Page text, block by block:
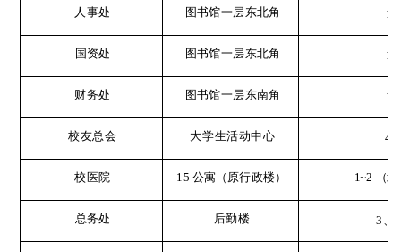
人事处 图书馆一层东北角 1
国资处 图书馆一层东北角 1
财务处 图书馆一层东南角 1
校友总会 大学生活动中心 4
校医院 15 公寓（原行政楼） 1~2 （
总务处 后勤楼 3 、